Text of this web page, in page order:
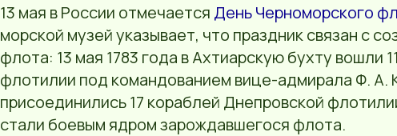
13 мая в России отмечается День Черноморского
морской музей указывает, что праздник связан с
флота: 13 мая 1783 года в Ахтиарскую бухту вошли
флотилии под командованием вице-адмирала Ф. А.
присоединились 17 кораблей Днепровской
стали боевым ядром зарождавшегося флота.